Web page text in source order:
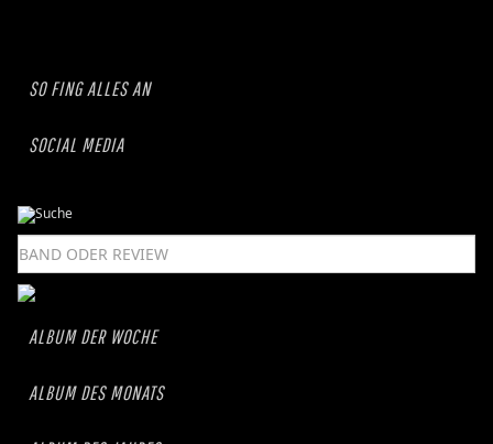
SO FING ALLES AN
SOCIAL MEDIA
ALBUM DER WOCHE
ALBUM DES MONATS